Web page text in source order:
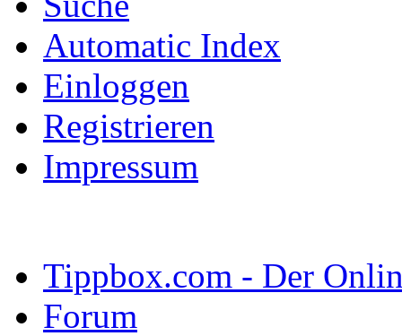
Automatic Index
Einloggen
Registrieren
Impressum
Tippbox.com - Der
Forum